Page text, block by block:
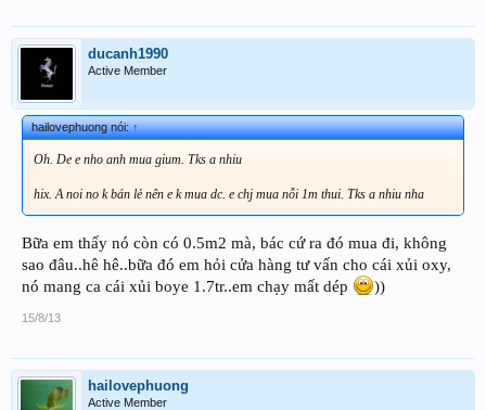
ducanh1990
Active Member
hailovephuong nói:↑
Oh. De e nho anh mua gium. Tks a nhiu
hix. A noi no k bán lẻ nên e k mua dc. e chj mua nỗi 1m thui. Tks a nhiu nha
Bữa em thấy nó còn có 0.5m2 mà, bác cứ ra đó mua đi, không
sao đâu..hê hê..bữa đó em hỏi cửa hàng tư vấn cho cái xủi oxy,
nó mang ca cái xủi boye 1.7tr..em chạy mất dép
))
15/8/13
hailovephuong
Active Member